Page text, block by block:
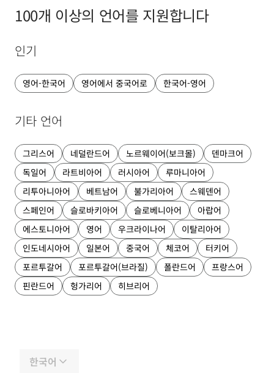
100개 이상의 언어를 지원합니다
인기
영어-한국어 영어에서 중국어로 한국어-영어
기타 언어
그리스어 네덜란드어 노르웨이어(보크몰)
덴마크어
독일어
라트비아어 러시아어
루마니아어
리투아니아어
베트남어 불가리아어
스웨덴어
스페인어
슬로바키아어 슬로베니아어
아랍어
에스토니아어
영어 우크라이나어
이탈리아어
인도네시아어
일본어 중국어 체코어
터키어
포르투갈어
포르투갈어(브라질) 폴란드어
프랑스어
핀란드어
헝가리어 히브리어
한국어